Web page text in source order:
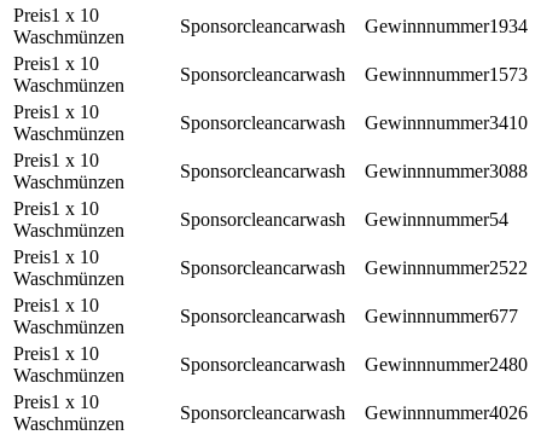
1 x 10
Waschmünzen
cleancarwash
1934
1 x 10
Waschmünzen
cleancarwash
1573
1 x 10
Waschmünzen
cleancarwash
3410
1 x 10
Waschmünzen
cleancarwash
3088
1 x 10
Waschmünzen
cleancarwash
54
1 x 10
Waschmünzen
cleancarwash
2522
1 x 10
Waschmünzen
cleancarwash
677
1 x 10
Waschmünzen
cleancarwash
2480
1 x 10
Waschmünzen
cleancarwash
4026